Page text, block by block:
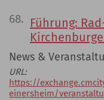
68. Führung:
News &
URL:
https://
einersheim/